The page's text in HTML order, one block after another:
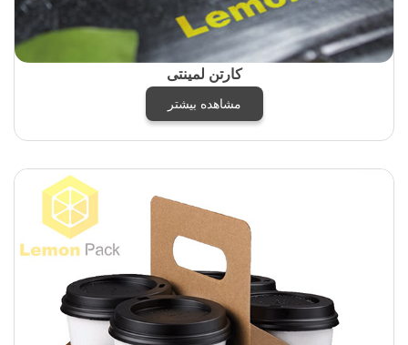
کارتن لمینتی
مشاهده بیشتر